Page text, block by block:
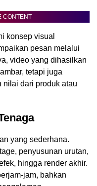
CONTENT
konsep visual
pesan melalui
video yang dihasilkan
tetapi juga
nilai dari produk atau
yang sederhana.
penyusunan urutan,
hingga render akhir.
jam, bahkan